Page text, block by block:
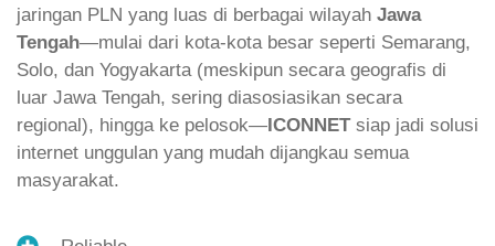
jaringan PLN yang luas di berbagai wilayah Jawa
Tengah—mulai dari kota-kota besar seperti Semarang,
Solo, dan Yogyakarta (meskipun secara geografis di
luar Jawa Tengah, sering diasosiasikan secara
regional), hingga ke pelosok— ICONNETsiap jadi solusi
internet unggulan yang mudah dijangkau semua
masyarakat.